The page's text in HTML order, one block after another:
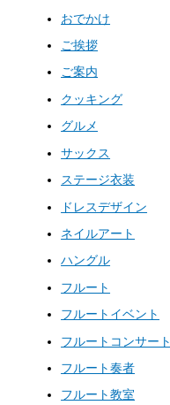
おでかけ
ご挨拶
ご案内
クッキング
グルメ
サックス
ステージ衣装
ドレスデザイン
ネイルアート
ハングル
フルート
フルートイベント
フルートコンサート
フルート奏者
フルート教室